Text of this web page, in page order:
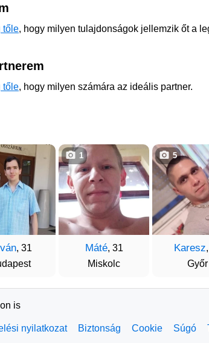
tőle, hogy milyen tulajdonságok jellemzik őt a
tőle, hogy milyen számára az ideális partner.
, 31
Máté, 31
Miskolc
1
Karesz
Győr
5
is
nyilatkozat Biztonság Cookie Súgó